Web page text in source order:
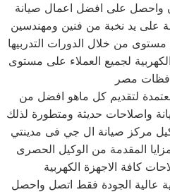
واحصل على افضل اعمال صيانة
على يد نخبة من فنين ومهندسين
مستوى من خلال الدورات التدربيها
لجميع العملاء على مستوى
مصر
لتقديم كل ماهو افضل من
واصلاحات حديثة ومتطورة لذلك
مركز صيانة ال جي فى مدينتي‏
المقدمة من الوكيل الحصرى
كافة الاجهزة الكهربية
عالية الجودة فقط اتصل واحصل